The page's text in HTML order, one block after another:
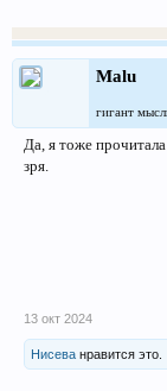
Malu
гигант
Да, я тоже
зря.
13 окт 2024
Нисева нравится это.